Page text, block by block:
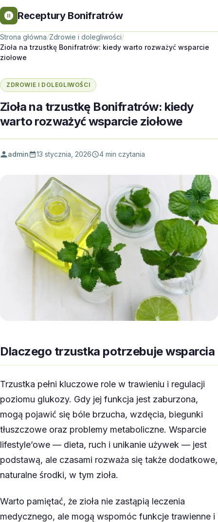
Receptury Bonifratrów
Strona główna/Zdrowie i dolegliwości/
Zioła na trzustkę Bonifratrów: kiedy warto rozważyć wsparcie
ziołowe
ZDROWIE I DOLEGLIWOŚCI
Zioła na trzustkę Bonifratrów: kiedy
warto rozważyć wsparcie ziołowe
admin 13 stycznia, 2026 4 min czytania
Dlaczego trzustka potrzebuje wsparcia
Trzustka pełni kluczowe role w trawieniu i regulacji
poziomu glukozy. Gdy jej funkcja jest zaburzona,
mogą pojawić się bóle brzucha, wzdęcia, biegunki
tłuszczowe oraz problemy metaboliczne. Wsparcie
lifestyle’owe — dieta, ruch i unikanie używek — jest
podstawą, ale czasami rozważa się także dodatkowe,
naturalne środki, w tym zioła.
Warto pamiętać, że zioła nie zastąpią leczenia
medycznego, ale mogą wspomóc funkcje trawienne i